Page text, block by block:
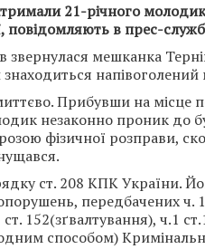
21-річного
повідомляють в прес-
звернулася мешканка
знаходиться
Прибувши на місце
незаконно проник до
фізичної розправи,
ст. 208 КПК України.
передбачених ч.
152(зґвалтування), ч.1
способом)